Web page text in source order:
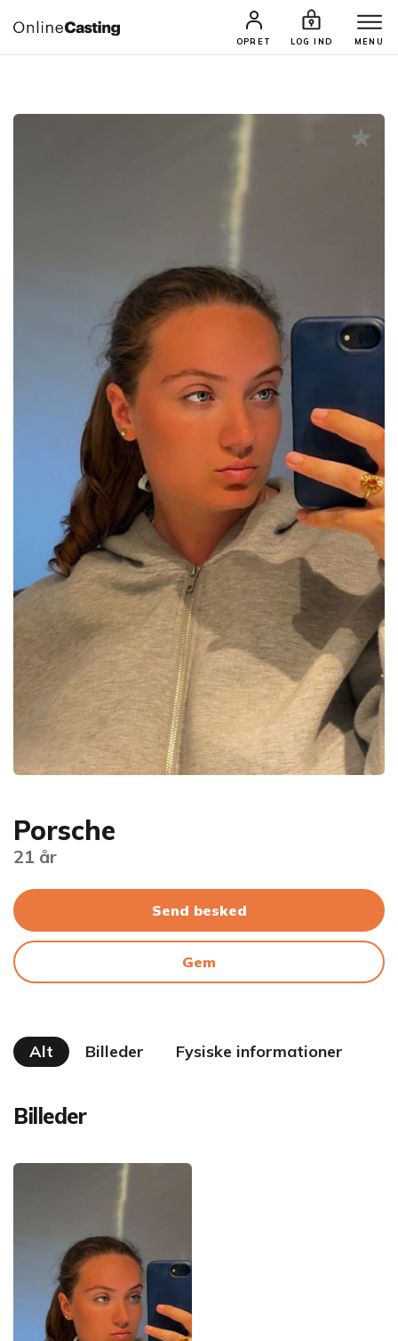
OPRET LOG IND MENU
CASTINGS & JOBS SØG PROFIL
Porsche
21 år
Send besked
Gem
Alt Billeder Fysiske informationer
Billeder